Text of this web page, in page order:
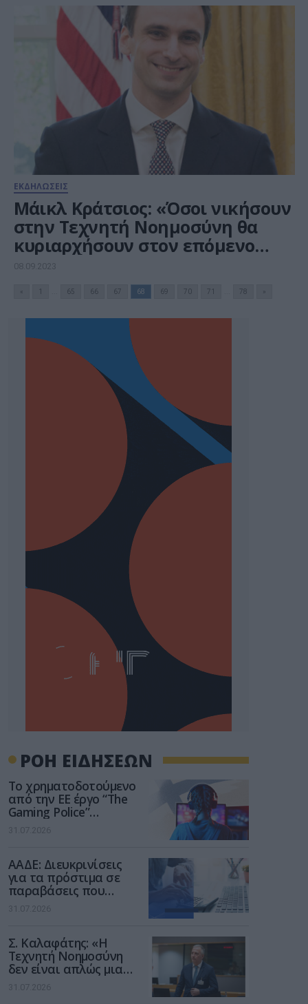
ΕΚΔΗΛΩΣΕΙΣ
Mάικλ Κράτσιος: «Όσοι νικήσουν
στην Τεχνητή Νοημοσύνη θα
κυριαρχήσουν στον επόμενο
αιώνα»
08.09.2023
65 66 67 68 69 70 71 78
ΡΟΗ ΕΙΔΗΣΕΩΝ
Το χρηματοδοτούμενο
από την ΕΕ έργο “The
Gaming Police”
ενισχύει την ασφάλεια
των παιδιών στο
31.07.2026
ΑΑΔΕ: Διευκρινίσεις
για τα πρόστιμα σε
παραβάσεις που
αφορούν τους ΦΗΜ
31.07.2026
Σ. Καλαφάτης: «Η
Τεχνητή Νοημοσύνη
δεν είναι απλώς μια
νέα τεχνολογία, είναι
μια νέα βιομηχανική
31.07.2026